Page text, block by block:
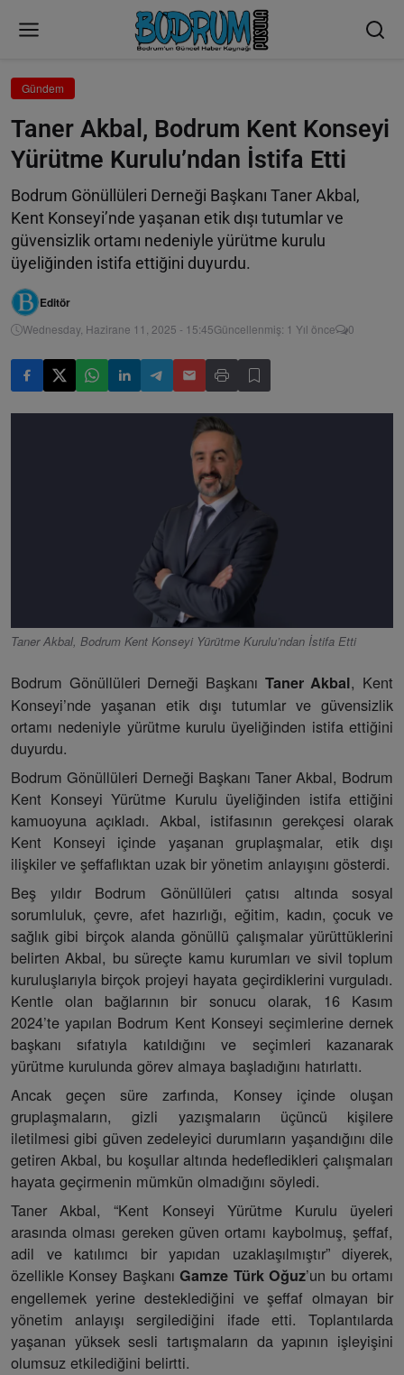
Gündem
Taner Akbal, Bodrum Kent Konseyi
Yürütme Kurulu’ndan İstifa Etti
Bodrum Gönüllüleri Derneği Başkanı Taner Akbal,
Kent Konseyi’nde yaşanan etik dışı tutumlar ve
güvensizlik ortamı nedeniyle yürütme kurulu
üyeliğinden istifa ettiğini duyurdu.
Editör
Wednesday, Hazirane 11, 2025 - 15:45Güncellenmiş: 1 Yıl önce 0
Taner Akbal, Bodrum Kent Konseyi Yürütme Kurulu’ndan İstifa Etti
Bodrum Gönüllüleri Derneği Başkanı Taner Akbal, Kent
Konseyi’nde yaşanan etik dışı tutumlar ve güvensizlik
ortamı nedeniyle yürütme kurulu üyeliğinden istifa ettiğini
duyurdu.
Bodrum Gönüllüleri Derneği Başkanı Taner Akbal, Bodrum
Kent Konseyi Yürütme Kurulu üyeliğinden istifa ettiğini
kamuoyuna açıkladı. Akbal, istifasının gerekçesi olarak
Kent Konseyi içinde yaşanan gruplaşmalar, etik dışı
ilişkiler ve şeffaflıktan uzak bir yönetim anlayışını gösterdi.
Beş yıldır Bodrum Gönüllüleri çatısı altında sosyal
sorumluluk, çevre, afet hazırlığı, eğitim, kadın, çocuk ve
sağlık gibi birçok alanda gönüllü çalışmalar yürüttüklerini
belirten Akbal, bu süreçte kamu kurumları ve sivil toplum
kuruluşlarıyla birçok projeyi hayata geçirdiklerini vurguladı.
Kentle olan bağlarının bir sonucu olarak, 16 Kasım
2024’te yapılan Bodrum Kent Konseyi seçimlerine dernek
başkanı sıfatıyla katıldığını ve seçimleri kazanarak
yürütme kurulunda görev almaya başladığını hatırlattı.
Ancak geçen süre zarfında, Konsey içinde oluşan
gruplaşmaların, gizli yazışmaların üçüncü kişilere
iletilmesi gibi güven zedeleyici durumların yaşandığını dile
getiren Akbal, bu koşullar altında hedefledikleri çalışmaları
hayata geçirmenin mümkün olmadığını söyledi.
Taner Akbal, “Kent Konseyi Yürütme Kurulu üyeleri
arasında olması gereken güven ortamı kaybolmuş, şeffaf,
adil ve katılımcı bir yapıdan uzaklaşılmıştır” diyerek,
özellikle Konsey BaşkanıGamze Türk Oğuz’un bu ortamı
engellemek yerine desteklediğini ve şeffaf olmayan bir
yönetim anlayışı sergilediğini ifade etti. Toplantılarda
yaşanan yüksek sesli tartışmaların da yapının işleyişini
olumsuz etkilediğini belirtti.